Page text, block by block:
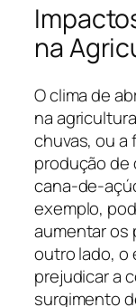
na
O clima de
na
chuvas, ou a
produção de
cana-de-
exemplo,
aumentar os
outro lado, o
prejudicar a
surgimento